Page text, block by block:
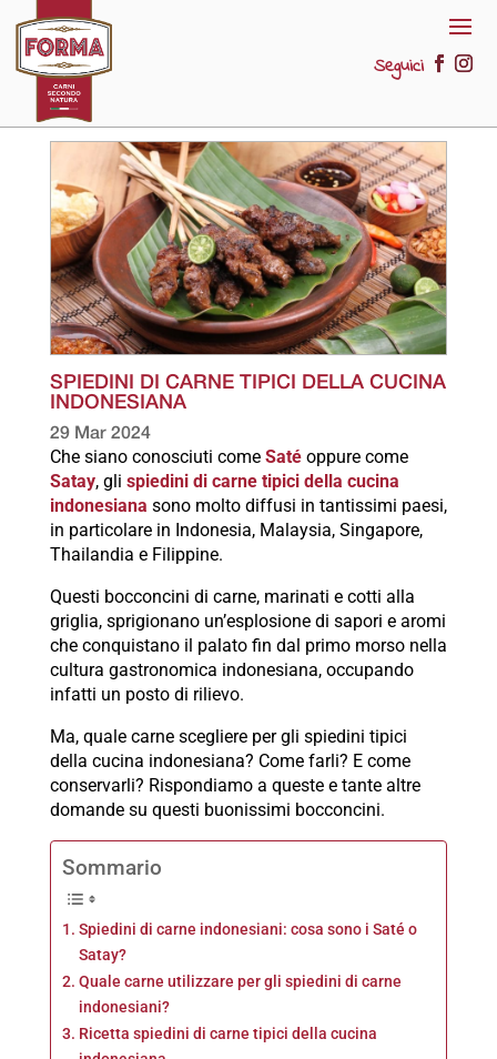
Seguici
SPIEDINI DI CARNE TIPICI DELLA CUCINA
INDONESIANA
29 Mar 2024
Che siano conosciuti come Saté oppure come
Satay, gli spiedini di carne tipici della cucina
indonesiana sono molto diffusi in tantissimi paesi,
in particolare in Indonesia, Malaysia, Singapore,
Thailandia e Filippine.
Questi bocconcini di carne, marinati e cotti alla
griglia, sprigionano un’esplosione di sapori e aromi
che conquistano il palato fin dal primo morso nella
cultura gastronomica indonesiana, occupando
infatti un posto di rilievo.
Ma, quale carne scegliere per gli spiedini tipici
della cucina indonesiana? Come farli? E come
conservarli? Rispondiamo a queste e tante altre
domande su questi buonissimi bocconcini.
Sommario
Spiedini di carne indonesiani: cosa sono i Saté o
Satay?
Quale carne utilizzare per gli spiedini di carne
indonesiani?
Ricetta spiedini di carne tipici della cucina